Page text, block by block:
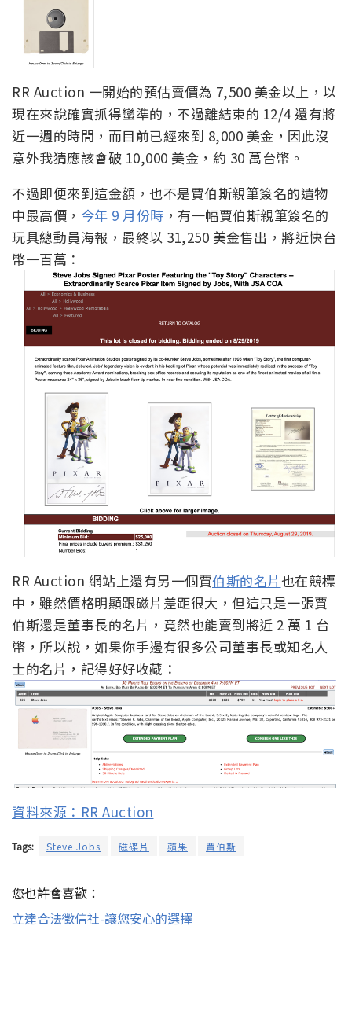
RR Auction 一開始的預估賣價為 7,500 美金以上，以
現在來說確實抓得蠻準的，不過離結束的 12/4 還有將
近一週的時間，而目前已經來到 8,000 美金，因此沒
意外我猜應該會破 10,000 美金，約 30 萬台幣。
不過即便來到這金額，也不是賈伯斯親筆簽名的遺物
中最高價， 今年 9 月份時 ，有一幅賈伯斯親筆簽名的
玩具總動員海報，最終以 31,250 美金售出，將近快台
幣一百萬：
RR Auction 網站上還有另一個賈伯斯的名片 也在競標
中，雖然價格明顯跟磁片差距很大，但這只是一張賈
伯斯還是董事長的名片，竟然也能賣到將近 2 萬 1 台
幣，所以說，如果你手邊有很多公司董事長或知名人
士的名片，記得好好收藏：
資料來源：RR Auction
Tags: Steve Jobs 磁碟片 蘋果 賈伯斯
您也許會喜歡：
立達合法徵信社-讓您安心的選擇